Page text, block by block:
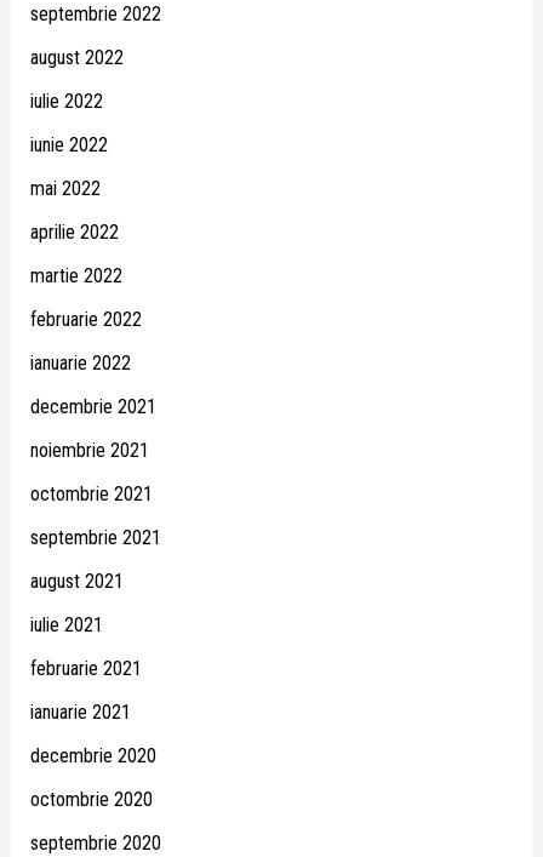
septembrie 2022
august 2022
iulie 2022
iunie 2022
mai 2022
aprilie 2022
martie 2022
februarie 2022
ianuarie 2022
decembrie 2021
noiembrie 2021
octombrie 2021
septembrie 2021
august 2021
iulie 2021
februarie 2021
ianuarie 2021
decembrie 2020
octombrie 2020
septembrie 2020